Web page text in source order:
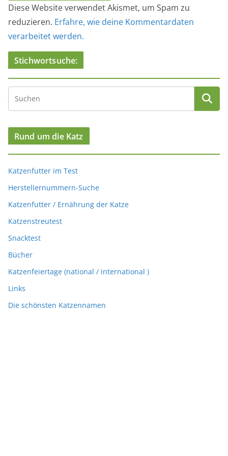
Diese Website verwendet Akismet, um Spam zu
reduzieren. Erfahre, wie deine Kommentardaten
verarbeitet werden.
Stichwortsuche:
Rund um die Katz
Katzenfutter im Test
Herstellernummern-Suche
Katzenfutter / Ernährung der Katze
Katzenstreutest
Snacktest
Bücher
Katzenfeiertage (national / international )
Links
Die schönsten Katzennamen